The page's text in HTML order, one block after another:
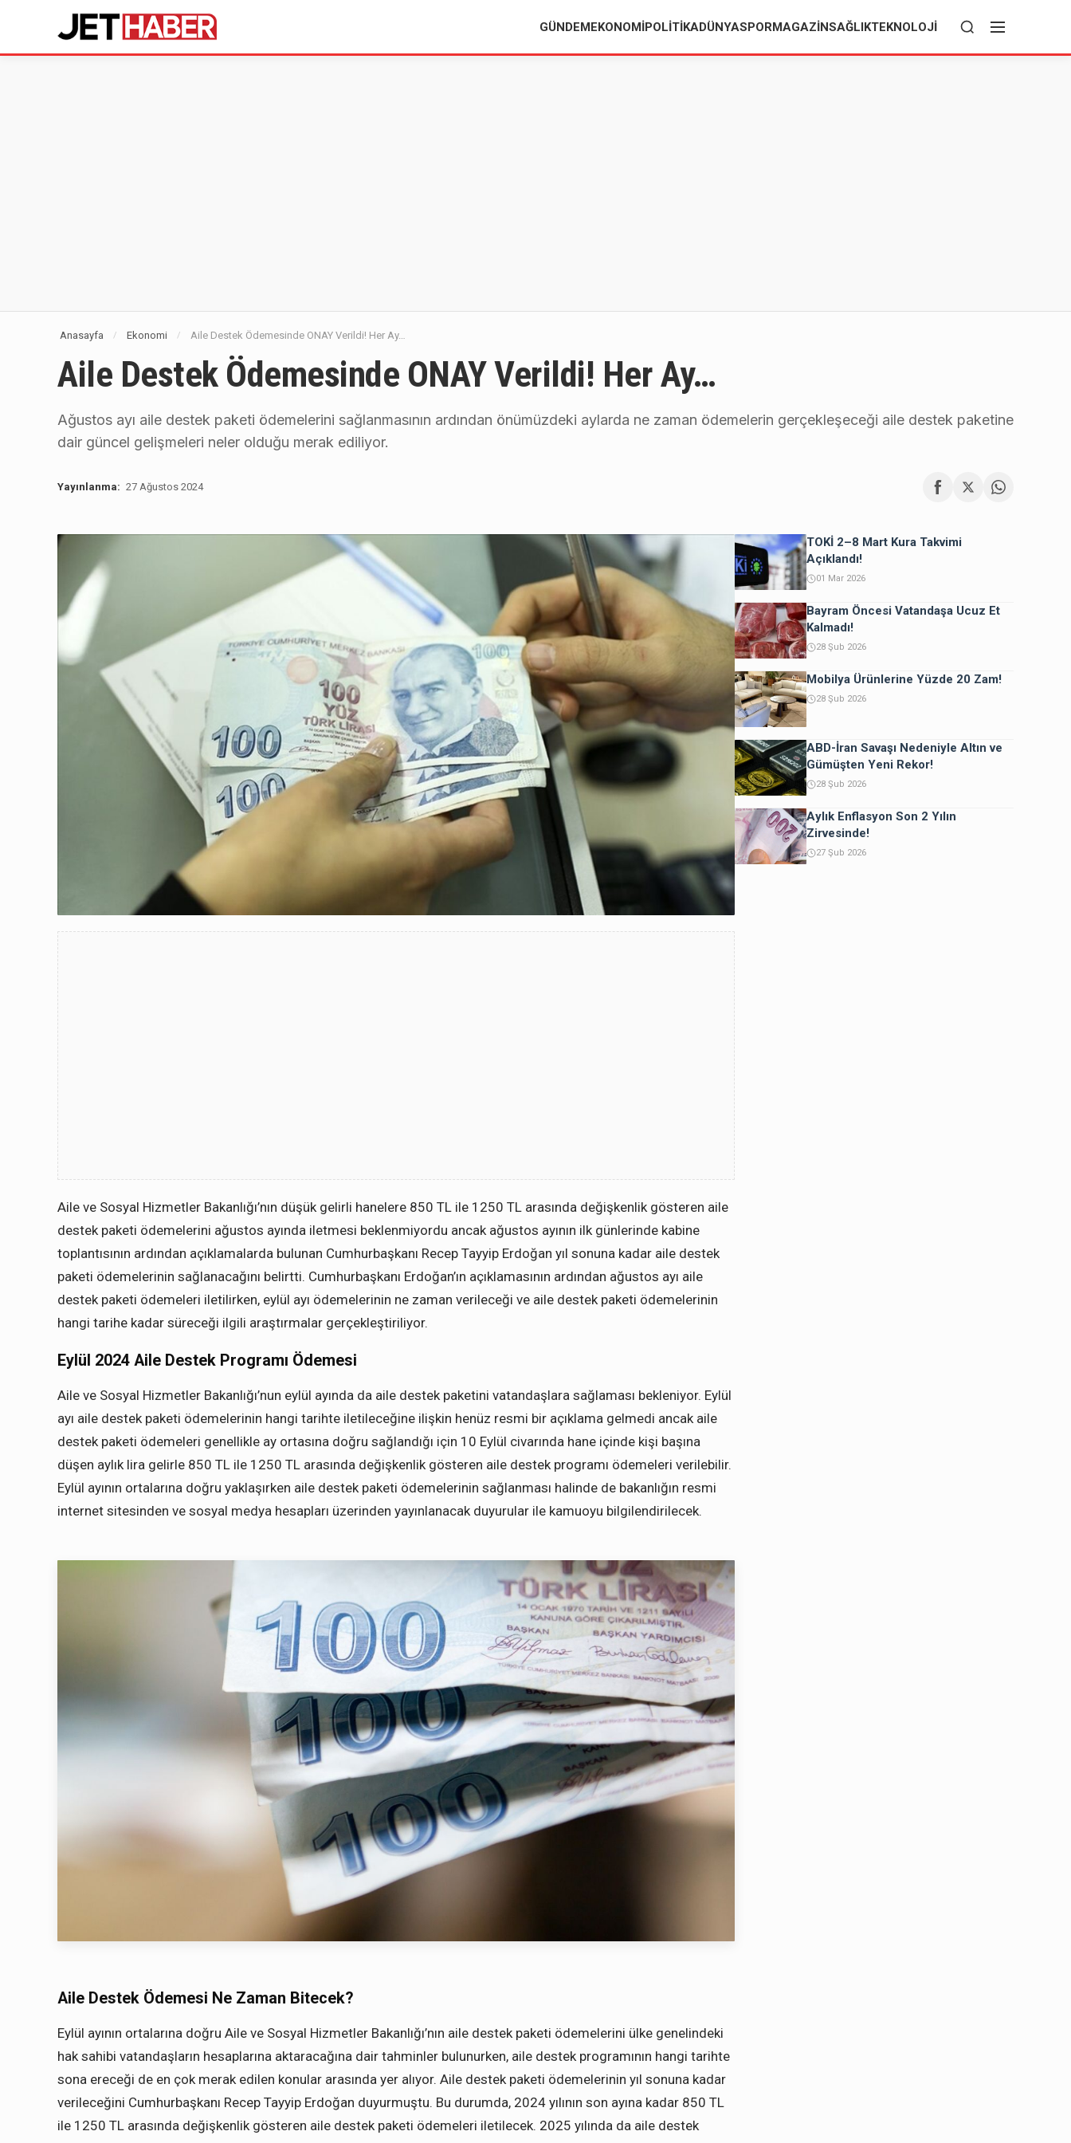
GÜNDEMEKONOMIPOLITIKADÜNYASPORMAGAZINSAĞLIKTEKNOLOJI
Anasayfa / Ekonomi / Aile Destek Ödemesinde ONAY Verildi! Her Ay…
Aile Destek Ödemesinde ONAY Verildi! Her Ay…
Ağustos ayı aile destek paketi ödemelerini sağlanmasının ardından önümüzdeki aylarda ne zaman ödemelerin gerçekleşeceği aile destek paketine
dair güncel gelişmeleri neler olduğu merak ediliyor.
Yayınlanma: 27 Ağustos 2024
Aile ve Sosyal Hizmetler Bakanlığı’nın düşük gelirli hanelere 850 TL ile 1250 TL arasında değişkenlik gösteren aile
destek paketi ödemelerini ağustos ayında iletmesi beklenmiyordu ancak ağustos ayının ilk günlerinde kabine
toplantısının ardından açıklamalarda bulunan Cumhurbaşkanı Recep Tayyip Erdoğan yıl sonuna kadar aile destek
paketi ödemelerinin sağlanacağını belirtti. Cumhurbaşkanı Erdoğan’ın açıklamasının ardından ağustos ayı aile
destek paketi ödemeleri iletilirken, eylül ayı ödemelerinin ne zaman verileceği ve aile destek paketi ödemelerinin
hangi tarihe kadar süreceği ilgili araştırmalar gerçekleştiriliyor.
Eylül 2024 Aile Destek Programı Ödemesi
Aile ve Sosyal Hizmetler Bakanlığı’nun eylül ayında da aile destek paketini vatandaşlara sağlaması bekleniyor. Eylül
ayı aile destek paketi ödemelerinin hangi tarihte iletileceğine ilişkin henüz resmi bir açıklama gelmedi ancak aile
destek paketi ödemeleri genellikle ay ortasına doğru sağlandığı için 10 Eylül civarında hane içinde kişi başına
düşen aylık lira gelirle 850 TL ile 1250 TL arasında değişkenlik gösteren aile destek programı ödemeleri verilebilir.
Eylül ayının ortalarına doğru yaklaşırken aile destek paketi ödemelerinin sağlanması halinde de bakanlığın resmi
internet sitesinden ve sosyal medya hesapları üzerinden yayınlanacak duyurular ile kamuoyu bilgilendirilecek.
Aile Destek Ödemesi Ne Zaman Bitecek?
Eylül ayının ortalarına doğru Aile ve Sosyal Hizmetler Bakanlığı’nın aile destek paketi ödemelerini ülke genelindeki
hak sahibi vatandaşların hesaplarına aktaracağına dair tahminler bulunurken, aile destek programının hangi tarihte
sona ereceği de en çok merak edilen konular arasında yer alıyor. Aile destek paketi ödemelerinin yıl sonuna kadar
verileceğini Cumhurbaşkanı Recep Tayyip Erdoğan duyurmuştu. Bu durumda, 2024 yılının son ayına kadar 850 TL
ile 1250 TL arasında değişkenlik gösteren aile destek paketi ödemeleri iletilecek. 2025 yılında da aile destek
TOKİ 2–8 Mart Kura Takvimi
Açıklandı!
01 Mar 2026
Bayram Öncesi Vatandaşa Ucuz Et
Kalmadı!
28 Şub 2026
Mobilya Ürünlerine Yüzde 20 Zam!
28 Şub 2026
ABD-İran Savaşı Nedeniyle Altın ve
Gümüşten Yeni Rekor!
28 Şub 2026
Aylık Enflasyon Son 2 Yılın
Zirvesinde!
27 Şub 2026